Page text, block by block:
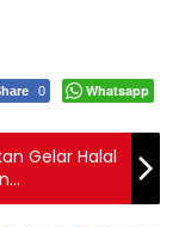
0 Whatsapp
Gelar Halal